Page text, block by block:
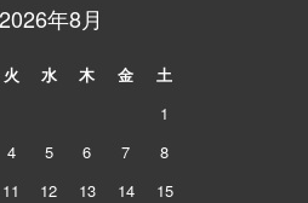
2026年8月
火 水 木 金
土
1
4 5 6 7
8
11 12 13 14
15